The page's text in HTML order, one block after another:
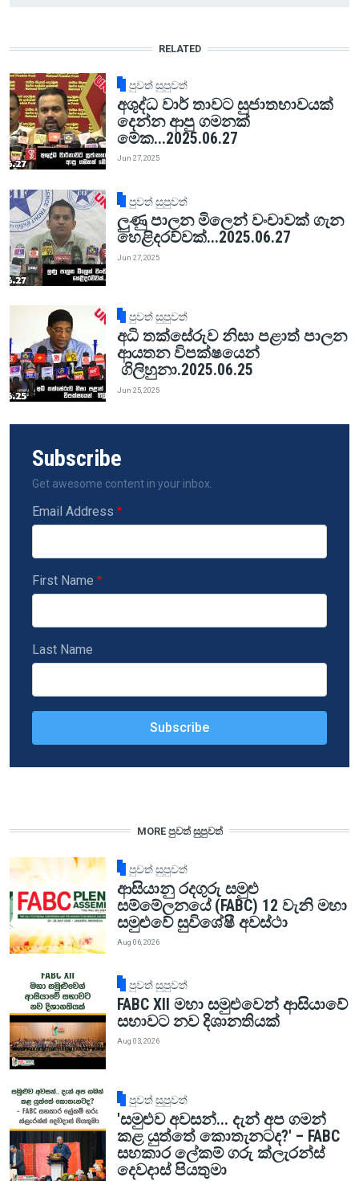
RELATED
පුවත් සුපුවත්
අශුද්ධ වාර් තාවට සුජාතභාවයක්
දෙන්න ආපු ගමනක්
මේක...2025.06.27
Jun 27, 2025
පුවත් සුපුවත්
ලුණු පාලන මිලෙන් වංචාවක් ගැන
හෙළිදරව්වක්...2025.06.27
Jun 27, 2025
පුවත් සුපුවත්
අධි තක්සේරුව නිසා පළාත් පාලන
ආයතන විපක්ෂයෙන්
ගිලිහුනා.2025.06.25
Jun 25, 2025
Subscribe
Get awesome content in your inbox.
Email Address
First Name
Last Name
MORE පුවත් සුපුවත්
පුවත් සුපුවත්
ආසියානු රදගුරු සමුළු
සම්මේලනයේ (FABC) 12 වැනි මහා
සමුළුවේ සුවිශේෂී අවස්ථා
Aug 06, 2026
පුවත් සුපුවත්
FABC XII මහා සමුළුවෙන් ආසියාවේ
සභාවට නව දිශානතියක්
Aug 03, 2026
පුවත් සුපුවත්
'සමුළුව අවසන්... දැන් අප ගමන්
කළ යුත්තේ කොතැනටද?' – FABC
සහකාර ලේකම් ගරු ක්ලැරන්ස්
දෙවදාස් පියතුමා